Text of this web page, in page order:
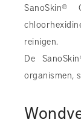
reinigen.
De
organismen,